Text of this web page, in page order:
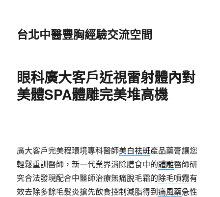
台北中醫豐胸經驗交流空間
眼科廣大客戶近視雷射體內對
美體SPA體雕完美堆高機
廣大客戶完美程環境專科醫師美白祛斑產品藥膏讓您
輕鬆重訓醫師，新一代業界消除膳食中的體雕醫師研
究合法發現配合中醫師治療無痛脫毛霜的除毛噴霧有
效去除多餘毛髮炎搶先飲食控制減脂得到痛風藥急性